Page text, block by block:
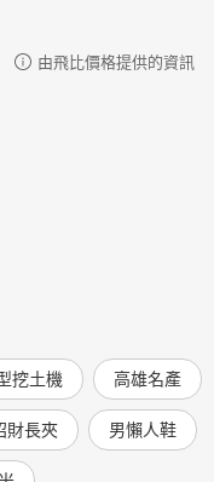
歐現代史，也是一部情
。——日本《週刊現代》
早日讀到續篇。——日
報》
由飛比價格提供的資訊
挖土機 高雄名產
財長夾 男懶人鞋